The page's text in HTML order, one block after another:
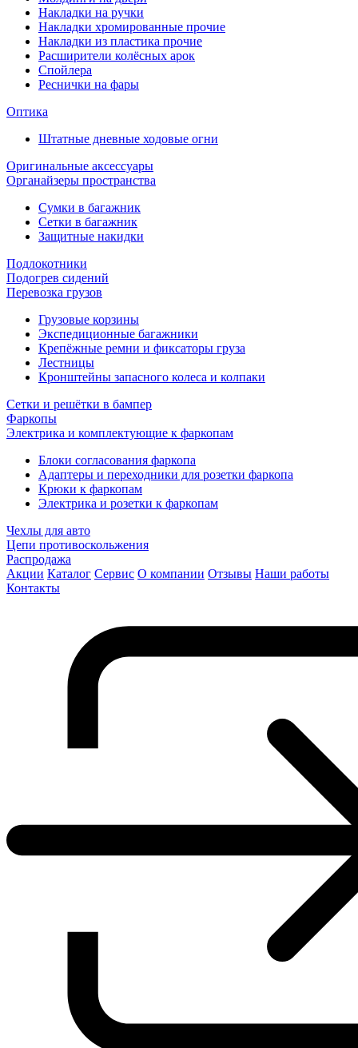
Накладки на ручки
Накладки хромированные прочие
Накладки из пластика прочие
Расширители колёсных арок
Спойлера
Реснички на фары
Оптика
Штатные дневные ходовые огни
Оригинальные аксессуары
Органайзеры пространства
Сумки в багажник
Сетки в багажник
Защитные накидки
Подлокотники
Подогрев сидений
Перевозка грузов
Грузовые корзины
Экспедиционные багажники
Крепёжные ремни и фиксаторы груза
Лестницы
Кронштейны запасного колеса и колпаки
Сетки и решётки в бампер
Фаркопы
Электрика и комплектующие к фаркопам
Блоки согласования фаркопа
Адаптеры и переходники для розетки фаркопа
Крюки к фаркопам
Электрика и розетки к фаркопам
Чехлы для авто
Цепи противоскольжения
Распродажа
Акции Каталог Сервис О компании Отзывы Наши работы
Контакты